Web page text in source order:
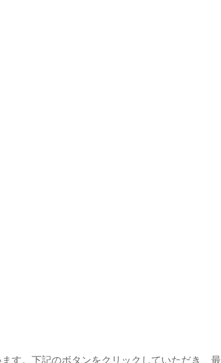
す。下記のボタンをクリックしていただき、